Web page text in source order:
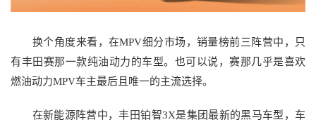
换个角度来看，在MPV细分市场，销量榜前三阵营中，只
有丰田赛那一款纯油动力的车型。也可以说，赛那几乎是喜欢
燃油动力MPV车主最后且唯一的主流选择。
在新能源阵营中，丰田铂智3X是集团最新的黑马车型，车